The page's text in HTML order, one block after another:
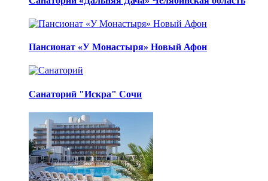
Пансионат «У Монастыря» Новый Афон
Санаторий "Искра" Сочи